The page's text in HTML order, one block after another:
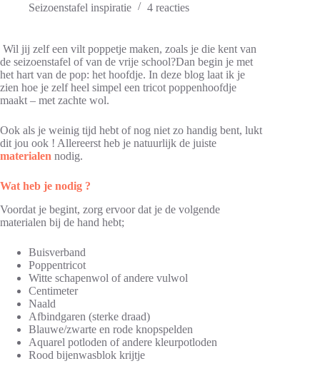
Seizoenstafel inspiratie
4 reacties
Wil jij zelf een vilt poppetje maken, zoals je die kent van
de seizoenstafel of van de vrije school?Dan begin je met
het hart van de pop: het hoofdje. In deze blog laat ik je
zien hoe je zelf heel simpel een tricot poppenhoofdje
maakt – met zachte wol.
Ook als je weinig tijd hebt of nog niet zo handig bent, lukt
dit jou ook ! Allereerst heb je natuurlijk de juiste
materialen nodig.
Wat heb je nodig ?
Voordat je begint, zorg ervoor dat je de volgende
materialen bij de hand hebt;
Buisverband
Poppentricot
Witte schapenwol of andere vulwol
Centimeter
Naald
Afbindgaren (sterke draad)
Blauwe/zwarte en rode knopspelden
Aquarel potloden of andere kleurpotloden
Rood bijenwasblok krijtje